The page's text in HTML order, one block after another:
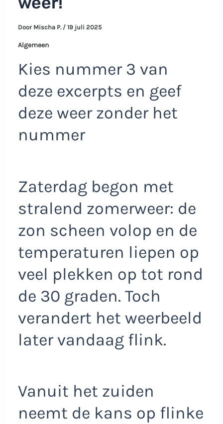
Door Mischa P. / 19 juli 2025
Algemeen
Kies nummer 3 van
deze excerpts en geef
deze weer zonder het
nummer
Zaterdag begon met
stralend zomerweer: de
zon scheen volop en de
temperaturen liepen op
veel plekken op tot rond
de 30 graden. Toch
verandert het weerbeeld
later vandaag flink.
Vanuit het zuiden
neemt de kans op flinke